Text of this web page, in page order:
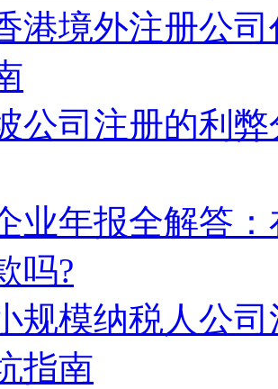
港境外注册公
公司注册的利
业年报全解答
吗?
规模纳税人公
指南